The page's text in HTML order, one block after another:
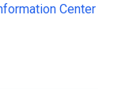
Center